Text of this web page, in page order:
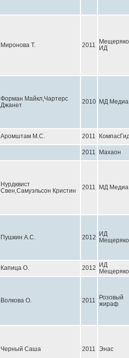
Миронова Т. 2011
ИД
Форман Майкл,Чартерс
Джанет
2010 МД Медиа
Аромштам М.С. 2011
2011 Махаон
Нурдквист
Свен,Самуэльсон Кристин
2011 МД Медиа
Пушкин А.С. 2012
ИД
Капица О. 2012
ИД
Волкова О. 2011
Розовый
жираф
Черный Саша 2011 Энас